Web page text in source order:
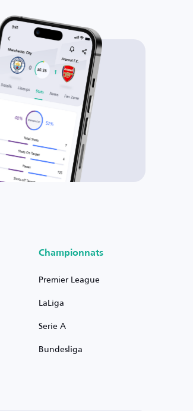
Championnats
Premier League
LaLiga
Serie A
Bundesliga